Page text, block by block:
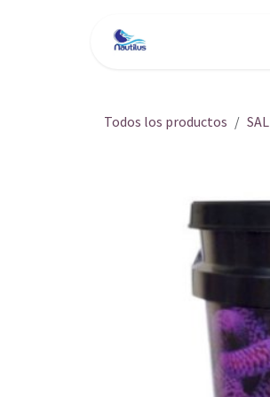
Todos los productos SAL